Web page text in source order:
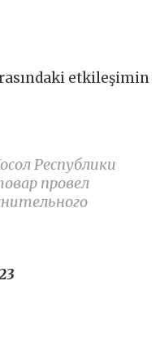
etkileşimin
Республики
провел